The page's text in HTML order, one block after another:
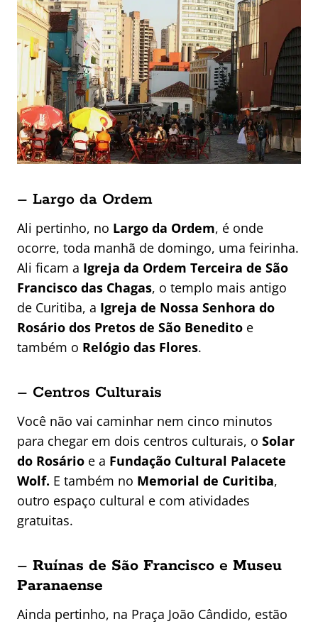
– Largo da Ordem
Ali pertinho, no Largo da Ordem, é onde
ocorre, toda manhã de domingo, uma feirinha.
Ali ficam a Igreja da Ordem Terceira de São
Francisco das Chagas, o templo mais antigo
de Curitiba, a Igreja de Nossa Senhora do
Rosário dos Pretos de São Benedito e
também o Relógio das Flores.
– Centros Culturais
Você não vai caminhar nem cinco minutos
para chegar em dois centros culturais, o Solar
do Rosário e a Fundação Cultural Palacete
Wolf. E também no Memorial de Curitiba,
outro espaço cultural e com atividades
gratuitas.
– Ruínas de São Francisco e Museu
Paranaense
Ainda pertinho, na Praça João Cândido, estão